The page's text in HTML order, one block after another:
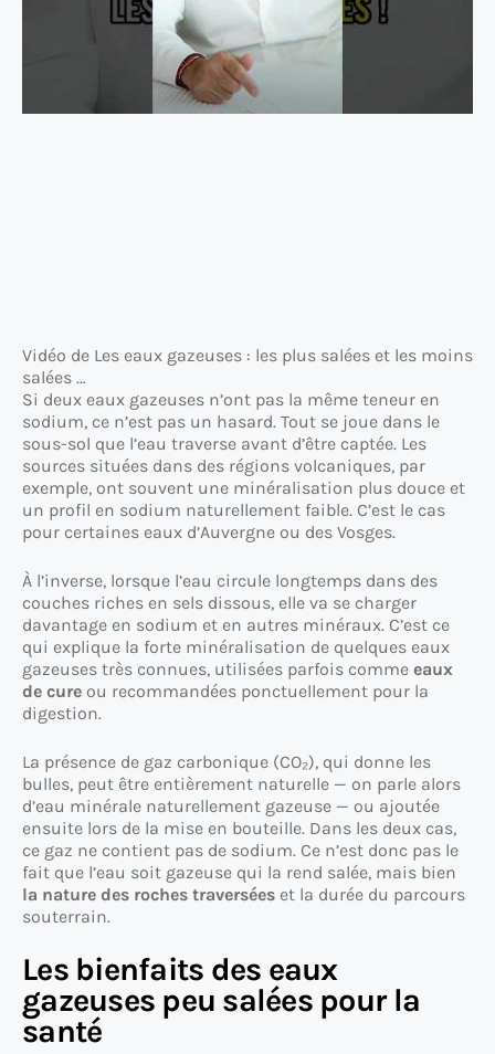
Vidéo de Les eaux gazeuses : les plus salées et les moins
salées …
Si deux eaux gazeuses n’ont pas la même teneur en
sodium, ce n’est pas un hasard. Tout se joue dans le
sous-sol que l’eau traverse avant d’être captée. Les
sources situées dans des régions volcaniques, par
exemple, ont souvent une minéralisation plus douce et
un profil en sodium naturellement faible. C’est le cas
pour certaines eaux d’Auvergne ou des Vosges.
À l’inverse, lorsque l’eau circule longtemps dans des
couches riches en sels dissous, elle va se charger
davantage en sodium et en autres minéraux. C’est ce
qui explique la forte minéralisation de quelques eaux
gazeuses très connues, utilisées parfois comme eaux
de cure ou recommandées ponctuellement pour la
digestion.
La présence de gaz carbonique (CO₂), qui donne les
bulles, peut être entièrement naturelle — on parle alors
d’eau minérale naturellement gazeuse — ou ajoutée
ensuite lors de la mise en bouteille. Dans les deux cas,
ce gaz ne contient pas de sodium. Ce n’est donc pas le
fait que l’eau soit gazeuse qui la rend salée, mais bien
la nature des roches traversées et la durée du parcours
souterrain.
Les bienfaits des eaux
gazeuses peu salées pour la
santé